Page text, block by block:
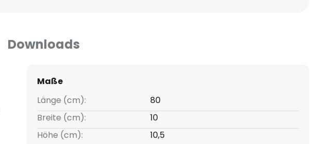
Downloads
Maße
Länge (cm):
80
Breite (cm):
10
Höhe (cm):
10,5